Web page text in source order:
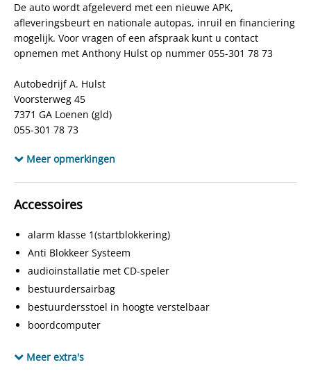
Bijtellingspercentage
0%
Bekleding
Leder
Locatie
LOENEN
De auto wordt afgeleverd met een nieuwe APK,
afleveringsbeurt en nationale autopas, inruil en financiering
mogelijk. Voor vragen of een afspraak kunt u contact
opnemen met Anthony Hulst op nummer 055-301 78 73
Autobedrijf A. Hulst
Voorsterweg 45
7371 GA Loenen (gld)
055-301 78 73
info@autobedrijfahulst.nl
Meer opmerkingen
Accessoires
alarm klasse 1(startblokkering)
Anti Blokkeer Systeem
audioinstallatie met CD-speler
bestuurdersairbag
bestuurdersstoel in hoogte verstelbaar
boordcomputer
buitenspiegels in carrosseriekleur
Meer extra's